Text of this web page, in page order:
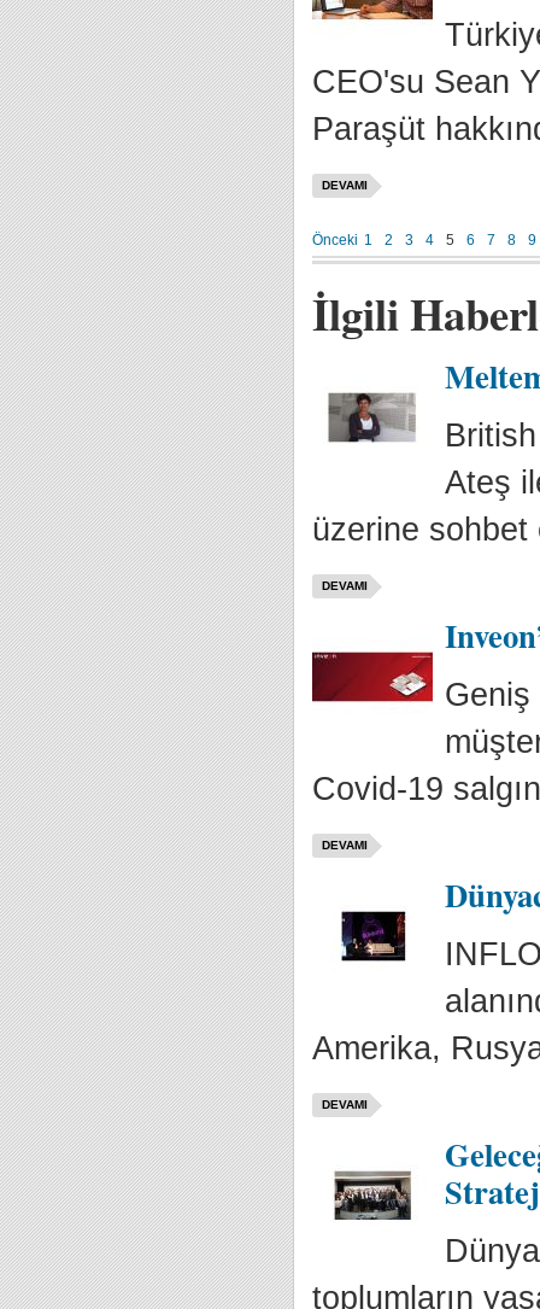
CEO'su Sean
Paraşüt
DEVAMI
Önceki 1 2 3 4 5 6 7 8 9
İlgili
Ateş
üzerine sohbet
DEVAMI
Geniş
Covid-19
DEVAMI
Amerika,
DEVAMI
toplumların